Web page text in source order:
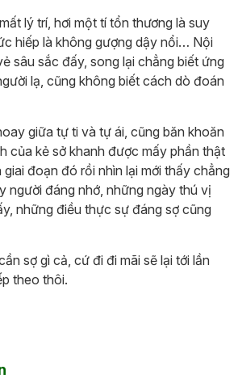
lý trí, hơi một tí tổn thương là suy
hiếp là không gượng dậy nổi… Nội
sâu sắc đấy, song lại chẳng biết ứng
lạ, cũng không biết cách dò đoán
giữa tự ti và tự ái, cũng băn khoăn
của kẻ sở khanh được mấy phần thật
đoạn đó rồi nhìn lại mới thấy chẳng
người đáng nhớ, những ngày thú vị
những điều thực sự đáng sợ cũng
sợ gì cả, cứ đi đi mãi sẽ lại tới lần
theo thôi.